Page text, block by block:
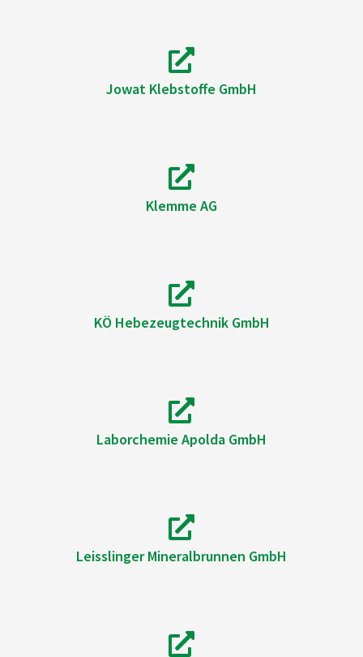
Jowat Klebstoffe GmbH
Klemme AG
KÖ Hebezeugtechnik GmbH
Laborchemie Apolda GmbH
Leisslinger Mineralbrunnen GmbH